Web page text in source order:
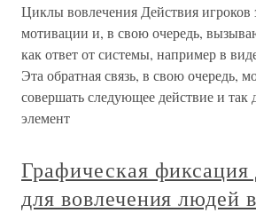
Циклы вовлечения Действия игроков
мотивации и, в свою очередь,
как ответ от системы, например в
Эта обратная связь, в свою очередь,
совершать следующее действие и так
элемент
Графическая фиксация
для вовлечения людей